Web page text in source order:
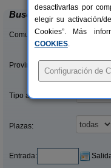
Buscar
Comunidades:
Provincias/Islas:
Tipo alquiler:
Plazas:
Entrada:
desactivarlas por
elegir su activación/
Cookies”. Más
COOKIES.